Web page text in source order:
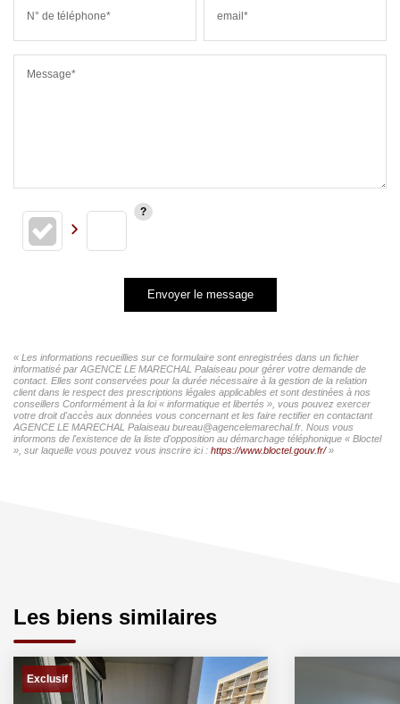
N° de téléphone* email*
Message*
Envoyer le message
« Les informations recueillies sur ce formulaire sont enregistrées dans un fichier
informatisé par AGENCE LE MARECHAL Palaiseau pour gérer votre demande de
contact. Elles sont conservées pour la durée nécessaire à la gestion de la relation
client dans le respect des prescriptions légales applicables et sont destinées à nos
conseillers Conformément à la loi « informatique et libertés », vous pouvez exercer
votre droit d'accès aux données vous concernant et les faire rectifier en contactant
AGENCE LE MARECHAL Palaiseau bureau@agencelemarechal.fr. Nous vous
informons de l'existence de la liste d'opposition au démarchage téléphonique « Bloctel
», sur laquelle vous pouvez vous inscrire ici : https://www.bloctel.gouv.fr/»
Les biens similaires
Exclusif